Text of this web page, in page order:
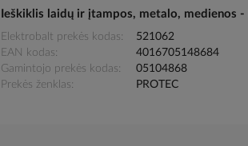
Ieškiklis laidų ir įtampos, metalo, medienos -
Elektrobalt prekės kodas
521062
EAN kodas
4016705148684
Gamintojo prekės kodas
05104868
Prekės ženklas
PROTEC